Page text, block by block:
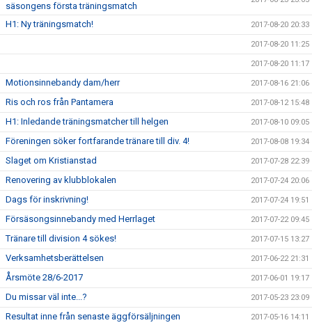
säsongens första träningsmatch
H1: Ny träningsmatch! 2017-08-20 20:33
2017-08-20 11:25
2017-08-20 11:17
Motionsinnebandy dam/herr 2017-08-16 21:06
Ris och ros från Pantamera 2017-08-12 15:48
H1: Inledande träningsmatcher till helgen 2017-08-10 09:05
Föreningen söker fortfarande tränare till div. 4! 2017-08-08 19:34
Slaget om Kristianstad 2017-07-28 22:39
Renovering av klubblokalen 2017-07-24 20:06
Dags för inskrivning! 2017-07-24 19:51
Försäsongsinnebandy med Herrlaget 2017-07-22 09:45
Tränare till division 4 sökes! 2017-07-15 13:27
Verksamhetsberättelsen 2017-06-22 21:31
Årsmöte 28/6-2017 2017-06-01 19:17
Du missar väl inte...? 2017-05-23 23:09
Resultat inne från senaste äggförsäljningen 2017-05-16 14:11